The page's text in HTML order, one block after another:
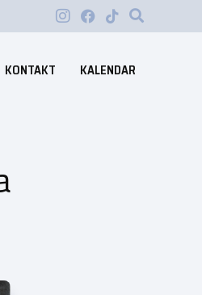
KONTAKT KALENDAR